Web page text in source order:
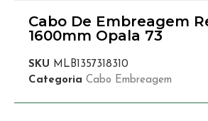
Cabo De Embreagem
1600mm Opala 73
SKU MLB1357318310
Categoria Cabo Embreagem